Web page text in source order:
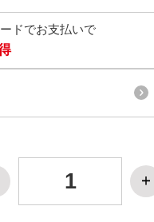
ドでお支払いで